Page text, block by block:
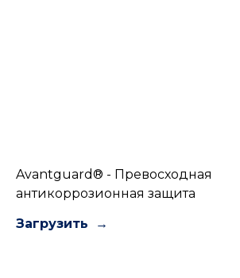
Avantguard® - Превосходная
антикоррозионная защита
Загрузить